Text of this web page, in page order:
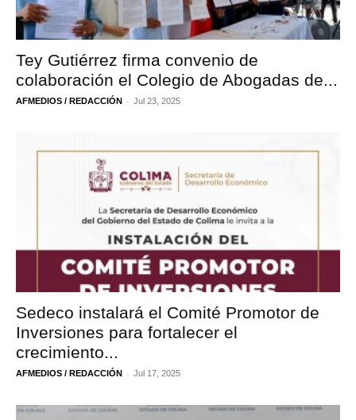
Tey Gutiérrez firma convenio de
colaboración el Colegio de Abogadas de...
AFMEDIOS / REDACCIÓN - Jul 23, 2025
Sedeco instalará el Comité Promotor de
Inversiones para fortalecer el
crecimiento...
AFMEDIOS / REDACCIÓN - Jul 17, 2025